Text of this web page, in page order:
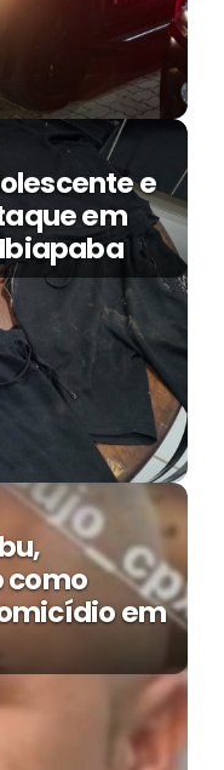
e
em
como
em